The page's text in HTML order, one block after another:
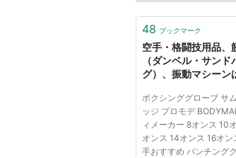
48 ブックマーク
空手・格闘技用品、
（ダンベル・サンド
グ）、振動マシーン
ボクシンググローブ サ
ッジ プロモデ
ィメーカー 8オンス 10
オンス 14オンス 16オン
手おすすめ パンチング